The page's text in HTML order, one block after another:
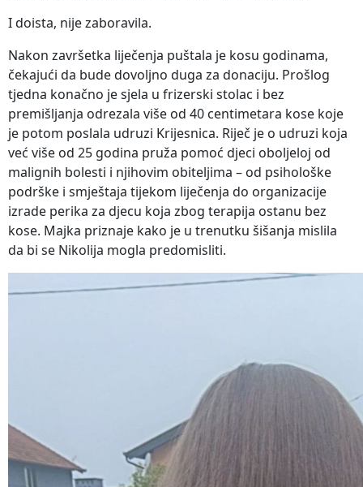
I doista, nije zaboravila.
Nakon završetka liječenja puštala je kosu godinama,
čekajući da bude dovoljno duga za donaciju. Prošlog
tjedna konačno je sjela u frizerski stolac i bez
premišljanja odrezala više od 40 centimetara kose koje
je potom poslala udruzi Krijesnica. Riječ je o udruzi koja
već više od 25 godina pruža pomoć djeci oboljeloj od
malignih bolesti i njihovim obiteljima – od psihološke
podrške i smještaja tijekom liječenja do organizacije
izrade perika za djecu koja zbog terapija ostanu bez
kose. Majka priznaje kako je u trenutku šišanja mislila
da bi se Nikolija mogla predomisliti.